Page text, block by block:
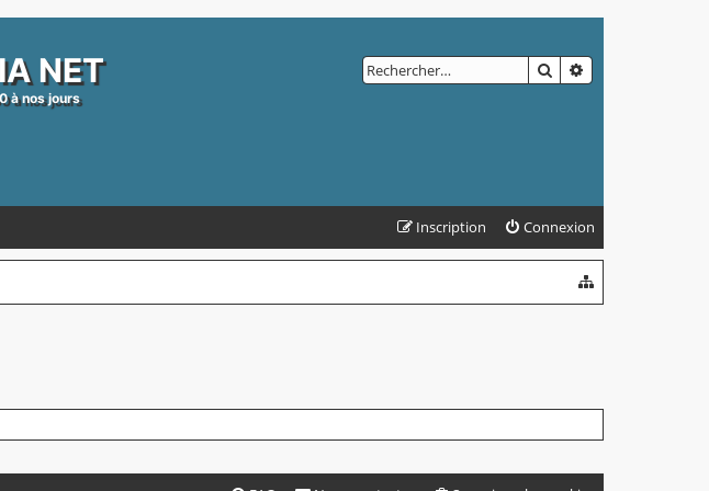
NET
à nos jours
RECHERCHER
Connexion
Inscription